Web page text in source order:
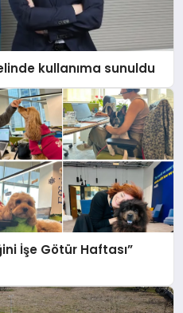
kullanıma sunuldu
İşe Götür Haftası”